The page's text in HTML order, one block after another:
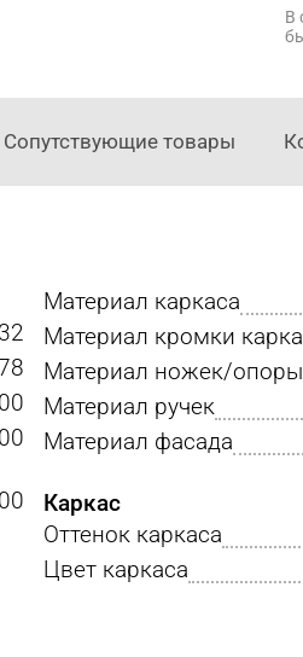
В
Сопутствующие товары
Материал каркаса
Материал кромки
Материал ножек/опоры
Материал ручек
Материал фасада
Каркас
Оттенок каркаса
Цвет каркаса